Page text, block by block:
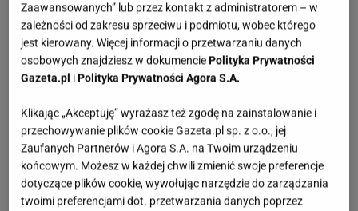
Zaawansowanych” lub przez kontakt z administratorem – w
zależności od zakresu sprzeciwu i podmiotu, wobec którego
jest kierowany. Więcej informacji o przetwarzaniu danych
osobowych znajdziesz w dokumencie Polityka Prywatności
Gazeta.pl i Polityka Prywatności Agora S.A.
Klikając „Akceptuję” wyrażasz też zgodę na zainstalowanie i
przechowywanie plików cookie Gazeta.pl sp. z o.o., jej
Zaufanych Partnerów i Agora S.A. na Twoim urządzeniu
końcowym. Możesz w każdej chwili zmienić swoje preferencje
dotyczące plików cookie, wywołując narzędzie do zarządzania
twoimi preferencjami dot. przetwarzania danych poprzez